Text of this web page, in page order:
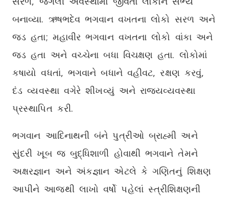
બનાવ્યા. ઋષભદેવ ભગવાન વખતના લોકો સરળ અને
જડ હતા; મહાવીર ભગવાન વખતના લોકો વાંકા અને
જડ હતા અને વચ્ચેના બધા વિચક્ષણ હતા. લોકોમાં
કષાયો વધતાં, ભગવાને બધાને વહીવટ, રક્ષણ કરવું,
દંડ વ્યવસ્થા વગેરે શીખવ્યું અને રાજ્યવ્યવસ્થા
પ્રસ્થાપિત કરી.
ભગવાન આદિનાથની બંને પુત્રીઓ બ્રાહ્મી અને
સુંદરી ખૂબ જ બુદ્ધિશાળી હોવાથી ભગવાને તેમને
અક્ષરજ્ઞાન અને અંકજ્ઞાન એટલે કે ગણિતનું શિક્ષણ
આપીને આજથી લાખો વર્ષો પહેલાં સ્ત્રીશિક્ષણની